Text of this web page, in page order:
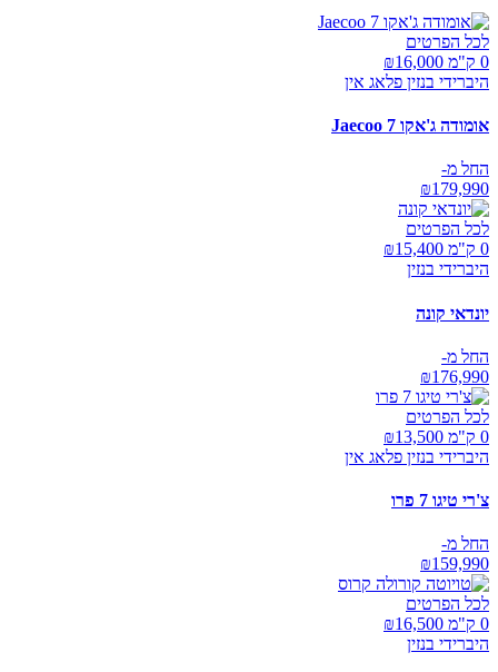
לכל הפרטים
0 ק"מ ₪
16,000
היברידי בנזין פלאג אין
אומודה ג'אקו Jaecoo 7
החל מ-
₪179,990
לכל הפרטים
0 ק"מ ₪
15,400
היברידי בנזין
יונדאי קונה
החל מ-
₪176,990
לכל הפרטים
0 ק"מ ₪
13,500
היברידי בנזין פלאג אין
צ'רי טיגו 7 פרו
החל מ-
₪159,990
לכל הפרטים
0 ק"מ ₪
16,500
היברידי בנזין